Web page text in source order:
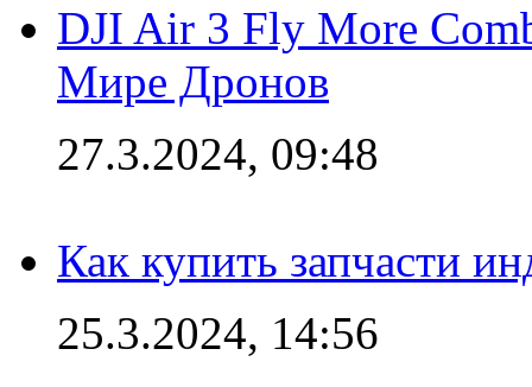
DJI Air 3 Fly More
Мире Дронов
27.3.2024, 09:48
Как купить запчасти
25.3.2024, 14:56